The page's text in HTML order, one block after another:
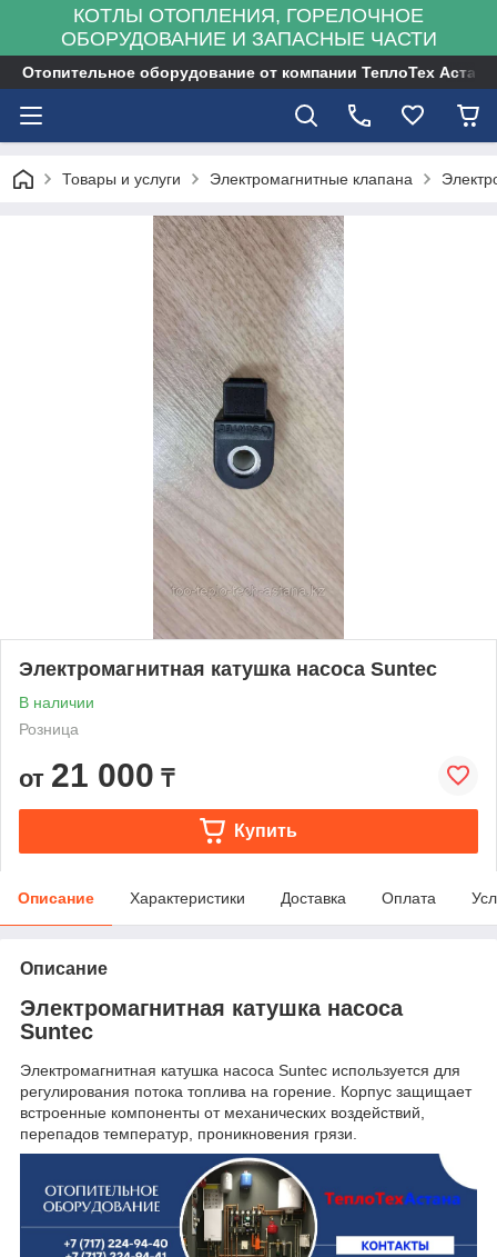
КОТЛЫ ОТОПЛЕНИЯ, ГОРЕЛОЧНОЕ
ОБОРУДОВАНИЕ И ЗАПАСНЫЕ ЧАСТИ
Отопительное оборудование от компании ТеплоТех Астана
Товары и услуги Электромагнитные клапана
Электромагнитная катушка насоса Suntec
В наличии
Розница
от 21 000 ₸
Купить
Описание Характеристики Доставка Оплата
Описание
Электромагнитная катушка насоса
Suntec
Электромагнитная катушка насоса Suntec используется для
регулирования потока топлива на горение. Корпус защищает
встроенные компоненты от механических воздействий,
перепадов температур, проникновения грязи.